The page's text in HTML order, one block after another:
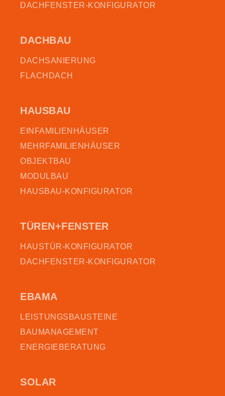
DACHFENSTER-KONFIGURATOR
DACHBAU
DACHSANIERUNG
FLACHDACH
HAUSBAU
EINFAMILIENHÄUSER
MEHRFAMILIENHÄUSER
OBJEKTBAU
MODULBAU
HAUSBAU-KONFIGURATOR
TÜREN+FENSTER
HAUSTÜR-KONFIGURATOR
DACHFENSTER-KONFIGURATOR
EBAMA
LEISTUNGSBAUSTEINE
BAUMANAGEMENT
ENERGIEBERATUNG
SOLAR